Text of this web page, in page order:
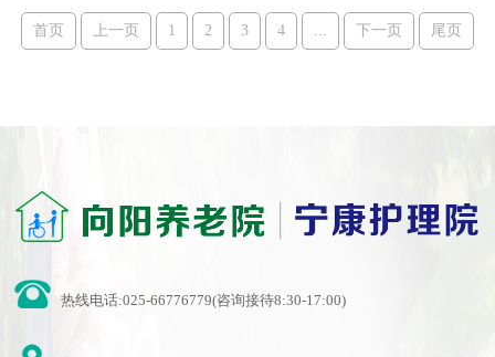
首页 上一页 1 2 3 4 下一页 尾页
热线电话:025-66776779(咨询接待8:30-17:00)